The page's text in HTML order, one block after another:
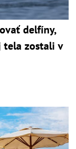
delfíny,
tela zostali v